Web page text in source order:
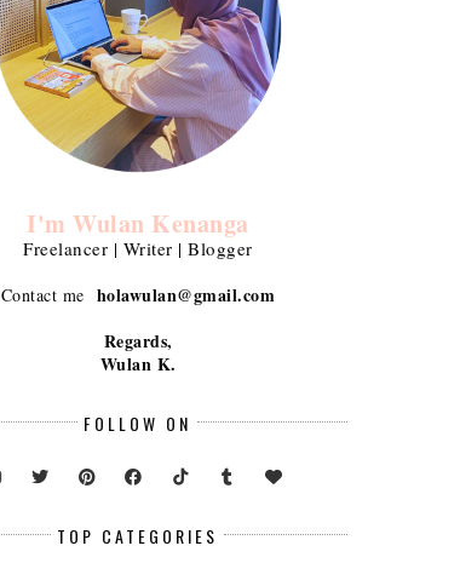
I'm Wulan Kenanga
Freelancer | Writer | Blogger
Contact me holawulan@gmail.com
Regards,
Wulan K.
FOLLOW ON
TOP CATEGORIES